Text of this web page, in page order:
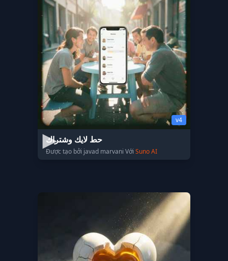
v4
حط لايك وشتراك
Được tạo bởi javad marvani Với Suno AI